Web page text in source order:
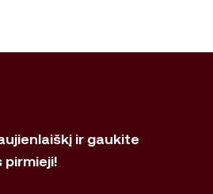
ir gaukite
pirmieji!